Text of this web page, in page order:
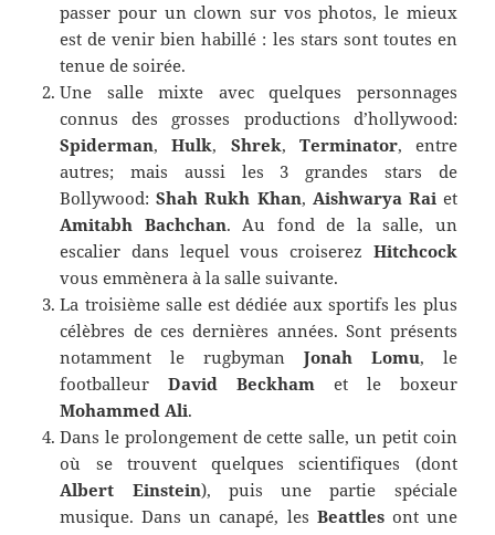
passer pour un clown sur vos photos, le mieux
est de venir bien habillé : les stars sont toutes en
tenue de soirée.
Une salle mixte avec quelques personnages
connus des grosses productions d’hollywood:
Spiderman,Hulk, Shrek, Terminator, entre
autres; mais aussi les 3 grandes stars de
Bollywood:Shah Rukh Khan, Aishwarya Raiet
Amitabh Bachchan. Au fond de la salle, un
escalier dans lequel vous croiserez Hitchcock
vous emmènera à la salle suivante.
La troisième salle est dédiée aux sportifs les plus
célèbres de ces dernières années. Sont présents
notamment le rugbyman Jonah Lomu, le
footballeurDavid Beckham et le boxeur
Mohammed Ali.
Dans le prolongement de cette salle, un petit coin
où se trouvent quelques scientifiques (dont
Albert Einstein), puis une partie spéciale
musique. Dans un canapé, les Beattles ont une